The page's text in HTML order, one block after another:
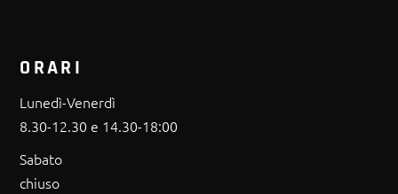
ORARI
Lunedì-Venerdì
8.30-12.30 e 14.30-18:00
Sabato
chiuso